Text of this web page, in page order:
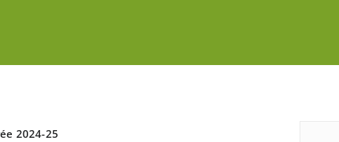
2024-25